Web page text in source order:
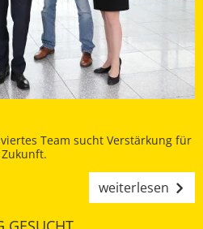
Team sucht Verstärkung für
weiterlesen